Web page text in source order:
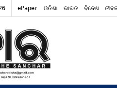
ePaper ଓଡିଶା ଭାରତ ବିଦେଶ